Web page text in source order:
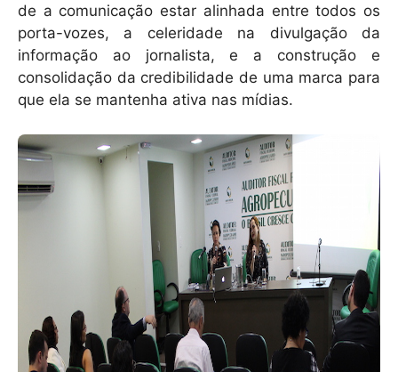
de a comunicação estar alinhada entre todos os
porta-vozes, a celeridade na divulgação da
informação ao jornalista, e a construção e
consolidação da credibilidade de uma marca para
que ela se mantenha ativa nas mídias.